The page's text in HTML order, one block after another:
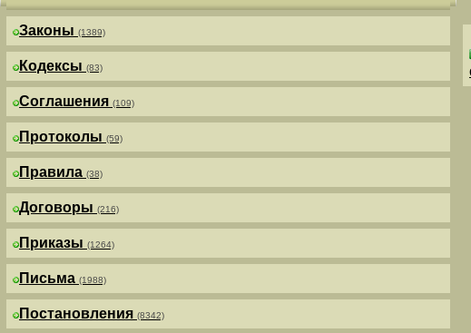
Законы (1389)
Кодексы (83)
Соглашения (109)
Протоколы (59)
Правила (38)
Договоры (216)
Приказы (1264)
Письма (1988)
Постановления (8342)